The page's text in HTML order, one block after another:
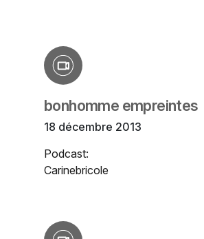
bonhomme empreintes
18 décembre 2013
Podcast:
Carinebricole